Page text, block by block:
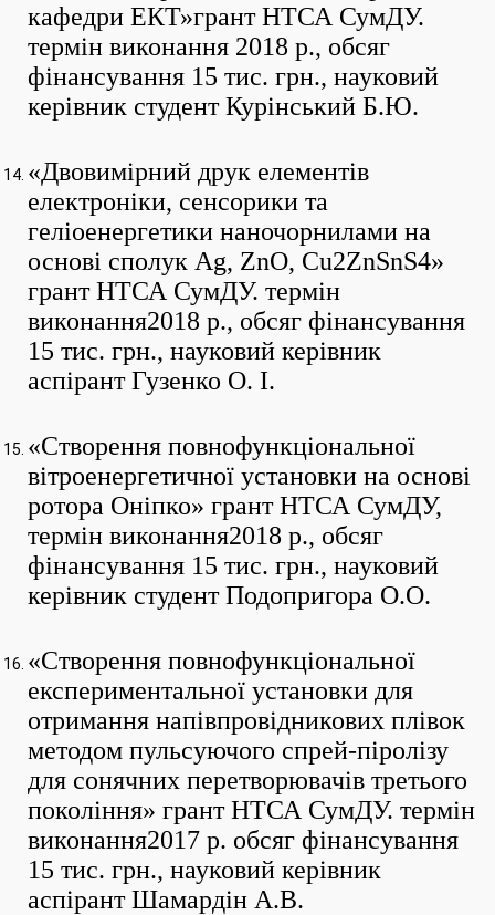
кафедри ЕКТ»грант НТСА СумДУ.
термін виконання 2018 р., обсяг
фінансування 15 тис. грн., науковий
керівник студент Курінський Б.Ю.
«Двовимірний друк елементів
електроніки, сенсорики та
геліоенергетики наночорнилами на
основі сполук Ag, ZnO, Cu2ZnSnS4»
грант НТСА СумДУ. термін
виконання2018 р., обсяг фінансування
15 тис. грн., науковий керівник
аспірант Гузенко О. І.
«Створення повнофункціональної
вітроенергетичної установки на основі
ротора Оніпко» грант НТСА СумДУ,
термін виконання2018 р., обсяг
фінансування 15 тис. грн., науковий
керівник студент Подопригора О.О.
«Створення повнофункціональної
експериментальної установки для
отримання напівпровідникових плівок
методом пульсуючого спрей-піролізу
для сонячних перетворювачів третього
покоління» грант НТСА СумДУ. термін
виконання2017 р. обсяг фінансування
15 тис. грн., науковий керівник
аспірант Шамардін А.В.